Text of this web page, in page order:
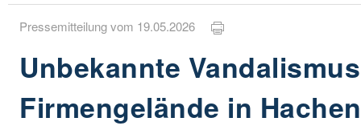
Pressemitteilung vom 19.05.2026
Unbekannte
Firmengelände in